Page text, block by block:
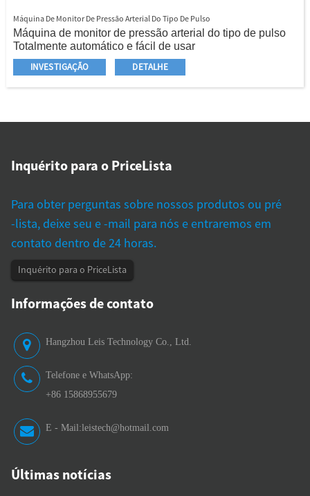
Máquina De Monitor De Pressão Arterial Do Tipo De Pulso
Máquina de monitor de pressão arterial do tipo de pulso
Totalmente automático e fácil de usar
Tipo de pulso portátil
Tamanho de LCD extra grande
IHB Indicador
3 vezes a média de resultado
INVESTIGAÇÃO DETALHE
Inquérito para o PriceLista
Para obter perguntas sobre nossos produtos ou pré
-lista, deixe seu e -mail para nós e entraremos em
contato dentro de 24 horas.
Inquérito para o PriceLista
Informações de contato
Hangzhou Leis Technology Co., Ltd.
Telefone e WhatsApp:
+86 15868955679
E - Mail:leistech@hotmail.com
Últimas notícias